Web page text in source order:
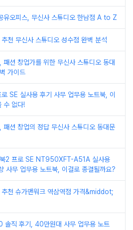
유오피스, 무신사 스튜디오 한남점 A to Z
천 무신사 스튜디오 성수점 완벽 분석
패션 창업가를 위한 무신사 스튜디오 동대
가이드
SE 실사용 후기 사무 업무용 노트북, 이
수 없다!
패션 창업의 정답 무신사 스튜디오 동대문
북2 프로 SE NT950XFT-A51A 실사용
사무 업무용 노트북, 이걸로 종결될까요?
추천 슈가맨워크 역삼역점 가격&middot;
솔직 후기, 40만원대 사무 업무용 노트